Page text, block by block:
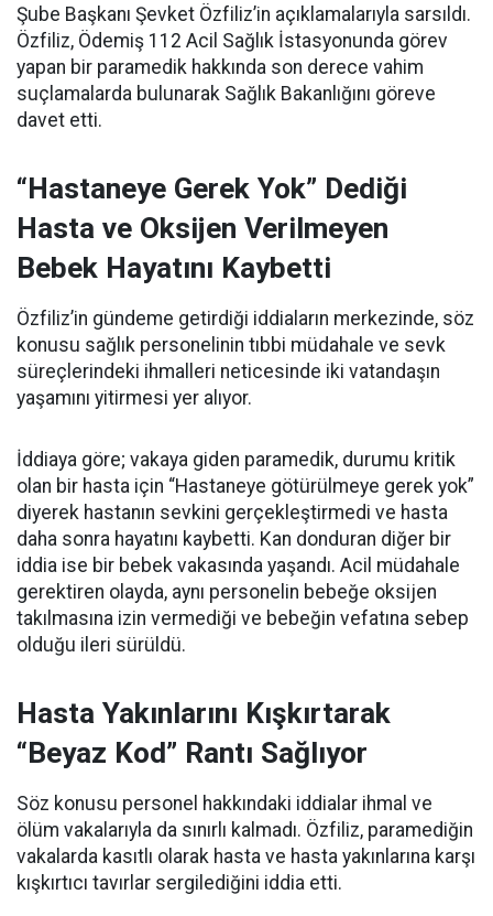
Şube Başkanı Şevket Özfiliz’in açıklamalarıyla sarsıldı.
Özfiliz, Ödemiş 112 Acil Sağlık İstasyonunda görev
yapan bir paramedik hakkında son derece vahim
suçlamalarda bulunarak Sağlık Bakanlığını göreve
davet etti.
“Hastaneye Gerek Yok” Dediği
Hasta ve Oksijen Verilmeyen
Bebek Hayatını Kaybetti
Özfiliz’in gündeme getirdiği iddiaların merkezinde, söz
konusu sağlık personelinin tıbbi müdahale ve sevk
süreçlerindeki ihmalleri neticesinde iki vatandaşın
yaşamını yitirmesi yer alıyor.
İddiaya göre; vakaya giden paramedik, durumu kritik
olan bir hasta için “Hastaneye götürülmeye gerek yok”
diyerek hastanın sevkini gerçekleştirmedi ve hasta
daha sonra hayatını kaybetti. Kan donduran diğer bir
iddia ise bir bebek vakasında yaşandı. Acil müdahale
gerektiren olayda, aynı personelin bebeğe oksijen
takılmasına izin vermediği ve bebeğin vefatına sebep
olduğu ileri sürüldü.
Hasta Yakınlarını Kışkırtarak
“Beyaz Kod” Rantı Sağlıyor
Söz konusu personel hakkındaki iddialar ihmal ve
ölüm vakalarıyla da sınırlı kalmadı. Özfiliz, paramediğin
vakalarda kasıtlı olarak hasta ve hasta yakınlarına karşı
kışkırtıcı tavırlar sergilediğini iddia etti.